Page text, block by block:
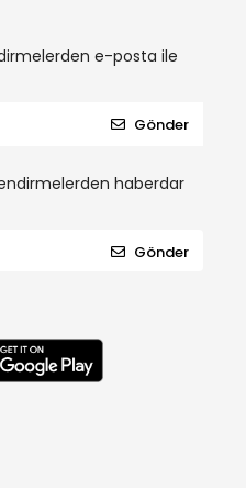
e-posta ile
Gönder
haberdar
Gönder